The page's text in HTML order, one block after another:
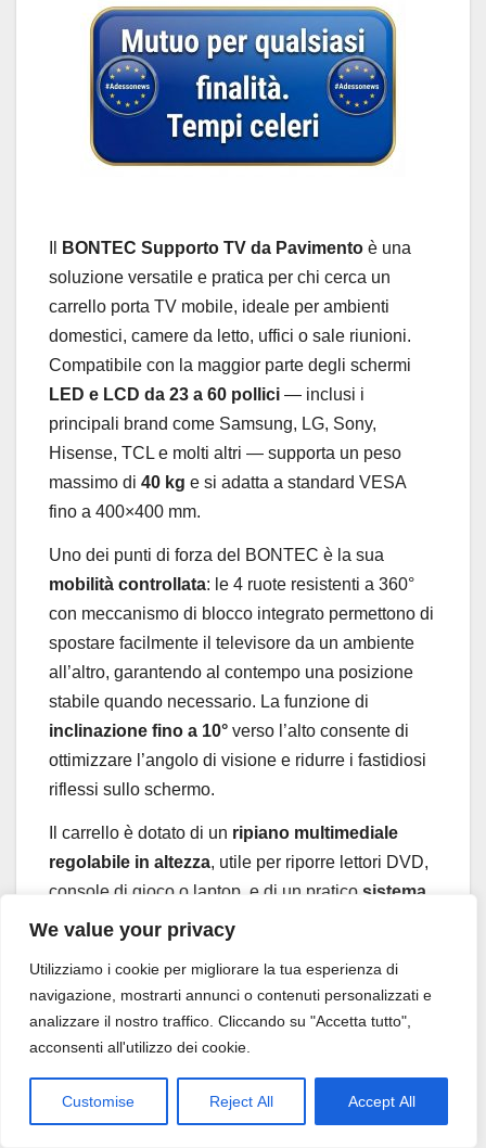
We value your privacy
Utilizziamo i cookie per migliorare la tua esperienza di
navigazione, mostrarti annunci o contenuti personalizzati e
analizzare il nostro traffico. Cliccando su "Accetta tutto",
acconsenti all'utilizzo dei cookie.
Customise Reject All Accept All
BONTEC Supporto TV da Pavimento è una
soluzione versatile e pratica per chi cerca un
carrello porta TV mobile, ideale per ambienti
domestici, camere da letto, uffici o sale riunioni.
Compatibile con la maggior parte degli schermi
LED e LCD da 23 a 60 pollici — inclusi i
principali brand come Samsung, LG, Sony,
Hisense, TCL e molti altri — supporta un peso
massimo di 40 kg e si adatta a standard VESA
fino a 400×400 mm.
Uno dei punti di forza del BONTEC è la sua
mobilità controllata: le 4 ruote resistenti a 360°
con meccanismo di blocco integrato permettono di
spostare facilmente il televisore da un ambiente
all’altro, garantendo al contempo una posizione
stabile quando necessario. La funzione di
inclinazione fino a 10° verso l’alto consente di
ottimizzare l’angolo di visione e ridurre i fastidiosi
riflessi sullo schermo.
Il carrello è dotato di un ripiano multimediale
regolabile in altezza, utile per riporre lettori DVD,
console di gioco o laptop, e di un pratico sistema
di gestione dei cavi
basso profilo permette inoltre di avvicinare il
supporto alla parete, risparmiando spazio
prezioso. La struttura è realizzata in
tempo.